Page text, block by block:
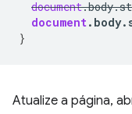
document.body.
document. body.
}
Atualize a página,